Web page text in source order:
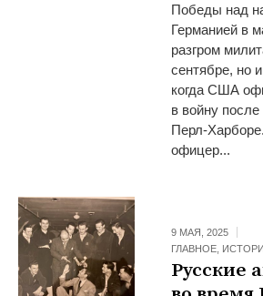
Победы над
Германией в
разгром
сентябре, но
когда США
в войну
Перл-
офицер...
9 МАЯ, 2025
ГЛАВНОЕ
Русские